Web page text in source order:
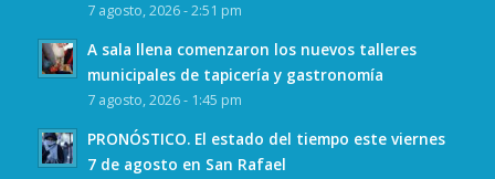
7 agosto, 2026 - 2:51 pm
A sala llena comenzaron los nuevos talleres
municipales de tapicería y gastronomía
7 agosto, 2026 - 1:45 pm
PRONÓSTICO. El estado del tiempo este viernes
7 de agosto en San Rafael